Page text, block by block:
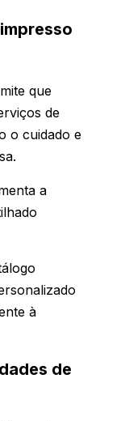
que
de
o cuidado e
a
à
de